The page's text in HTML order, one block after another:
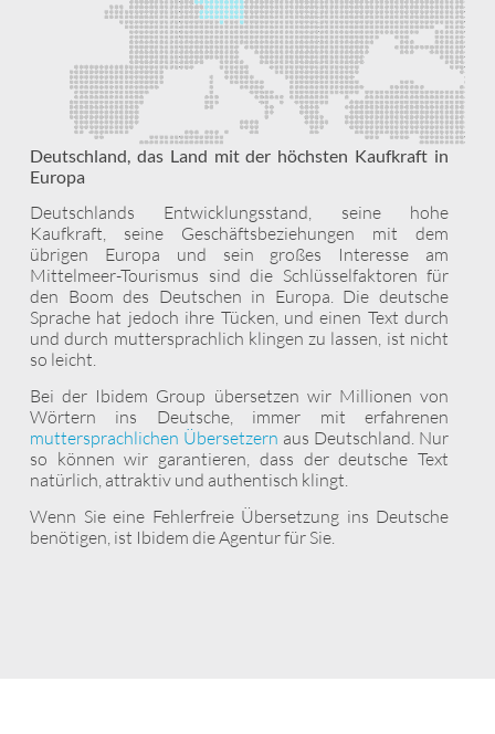
Deutschland, das Land mit der höchsten Kaufkraft in
Europa
Deutschlands Entwicklungsstand, seine hohe
Kaufkraft, seine Geschäftsbeziehungen mit dem
übrigen Europa und sein großes Interesse am
Mittelmeer-Tourismus sind die Schlüsselfaktoren für
den Boom des Deutschen in Europa. Die deutsche
Sprache hat jedoch ihre Tücken, und einen Text durch
und durch muttersprachlich klingen zu lassen, ist nicht
so leicht.
Bei der Ibidem Group übersetzen wir Millionen von
Wörtern ins Deutsche, immer mit erfahrenen
muttersprachlichen Übersetzern aus Deutschland. Nur
so können wir garantieren, dass der deutsche Text
natürlich, attraktiv und authentisch klingt.
Wenn Sie eine Fehlerfreie Übersetzung ins Deutsche
benötigen, ist Ibidem die Agentur für Sie.